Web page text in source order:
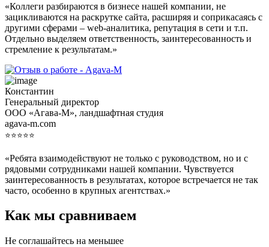
«Коллеги разбираются в бизнесе нашей компании, не
зацикливаются на раскрутке сайта, расширяя и соприкасаясь с
другими сферами – web-аналитика, репутация в сети и т.п.
Отдельно выделяем ответственность, заинтересованность и
стремление к результатам.»
Константин
Генеральный директор
ООО «Агава-М», ландшафтная студия
agava-m.com
⭐⭐⭐⭐⭐
«Ребята взаимодействуют не только с руководством, но и с
рядовыми сотрудниками нашей компании. Чувствуется
заинтересованность в результатах, которое встречается не так
часто, особенно в крупных агентствах.»
Как мы сравниваем
Не соглашайтесь на меньшее